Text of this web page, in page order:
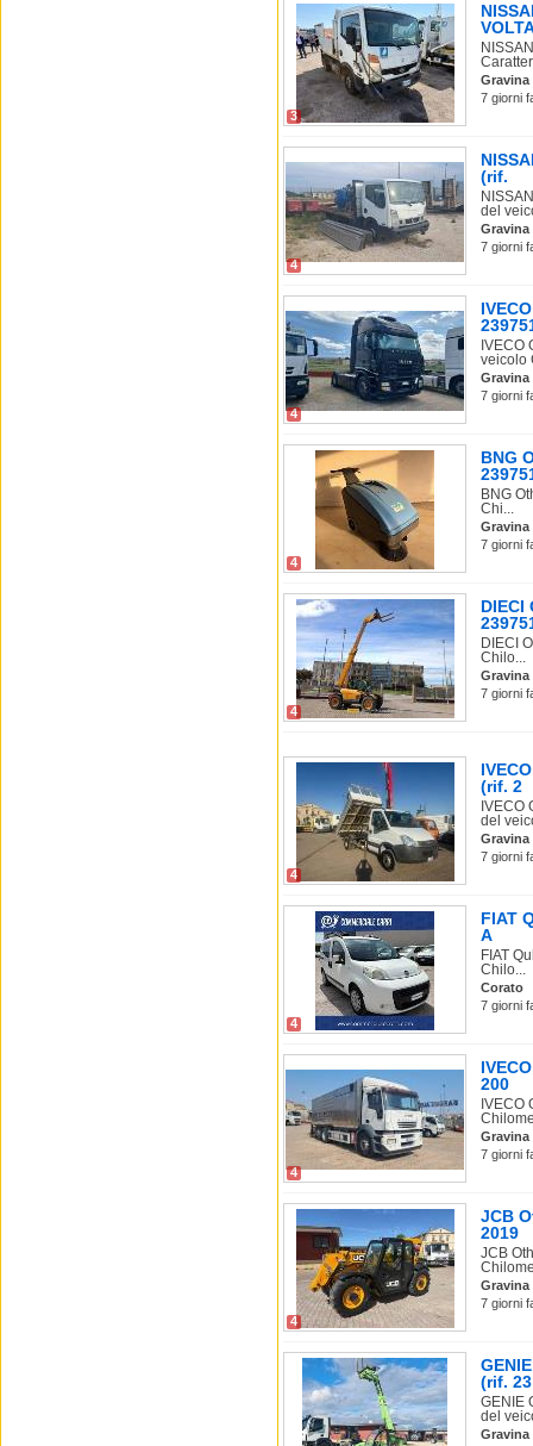
3
Gravina
7 giorni
4
(rif.
del
Gravina
7 giorni
4
IVECO
veicolo
Gravina
7 giorni
4
BNG
BNG
Chi...
Gravina
7 giorni
4
DIECI
DIECI
Chilo...
Gravina
7 giorni
4
(rif. 2
IVECO
del
Gravina
7 giorni
4
FIAT
A
FIAT
Chilo...
Corato
7 giorni
4
200
IVECO
Gravina
7 giorni
4
JCB
2019
JCB
Gravina
7 giorni
(rif. 23
GENIE
del
Gravina